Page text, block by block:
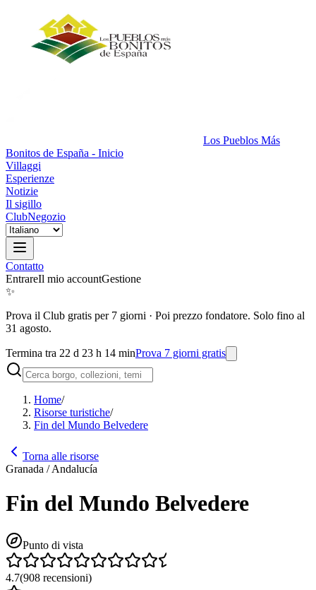
Los Pueblos Más
Bonitos de España - Inicio
Villaggi
Esperienze
Notizie
Il sigillo
ClubNegozio
Contatto
EntrareIl mio accountGestione
✨
Prova il Club gratis per 7 giorni · Poi prezzo fondatore. Solo fino al
31 agosto.
Termina tra 22 d 23 h 14 minProva 7 giorni gratis
Home/
Risorse turistiche/
Fin del Mundo Belvedere
Torna alle risorse
Granada / Andalucía
Fin del Mundo Belvedere
Punto di vista
4.7(908 recensioni)